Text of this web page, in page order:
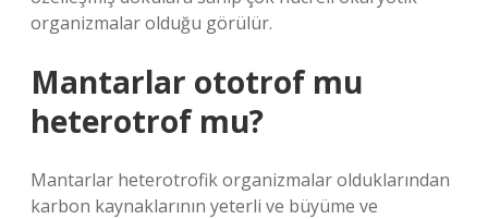
organizmalar olduğu görülür.
Mantarlar ototrof mu
heterotrof mu?
Mantarlar heterotrofik organizmalar olduklarından
karbon kaynaklarının yeterli ve büyüme ve